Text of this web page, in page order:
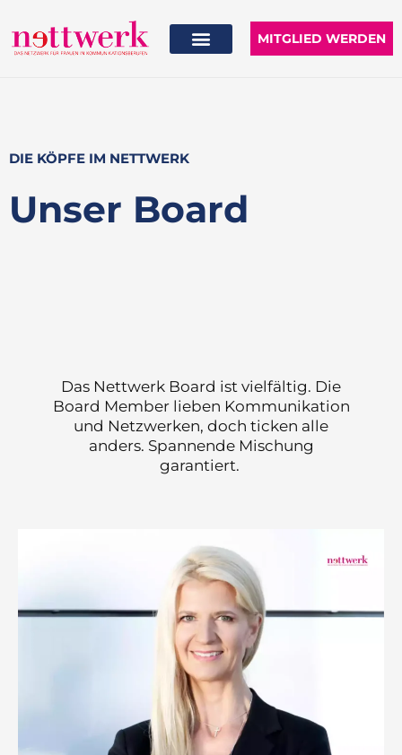
Inhalt
springen
MITGLIED WERDEN
DIE KÖPFE IM NETTWERK
Unser Board
Das Nettwerk Board ist vielfältig. Die
Board Member lieben Kommunikation
und Netzwerken, doch ticken alle
anders. Spannende Mischung
garantiert.